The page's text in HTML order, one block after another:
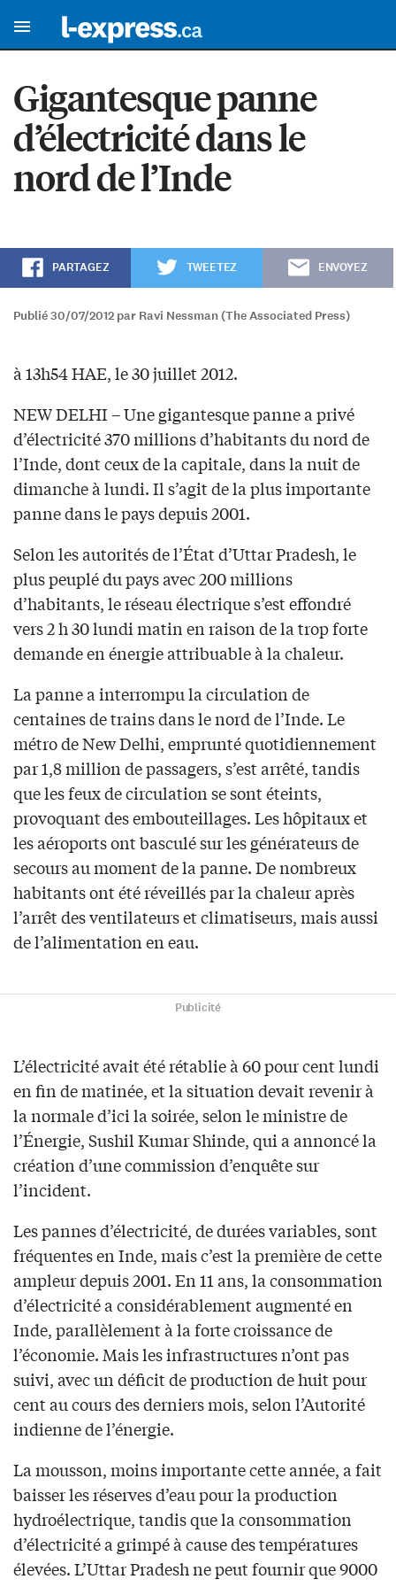
Gigantesque panne
d’électricité dans le
nord de l’Inde
PARTAGEZ TWEETEZ ENVOYEZ
Publié 30/07/2012 par Ravi Nessman (The Associated Press)
à 13h54 HAE, le 30 juillet 2012.
NEW DELHI – Une gigantesque panne a privé
d’électricité 370 millions d’habitants du nord de
l’Inde, dont ceux de la capitale, dans la nuit de
dimanche à lundi. Il s’agit de la plus importante
panne dans le pays depuis 2001.
Selon les autorités de l’État d’Uttar Pradesh, le
plus peuplé du pays avec 200 millions
d’habitants, le réseau électrique s’est effondré
vers 2 h 30 lundi matin en raison de la trop forte
demande en énergie attribuable à la chaleur.
La panne a interrompu la circulation de
centaines de trains dans le nord de l’Inde. Le
métro de New Delhi, emprunté quotidiennement
par 1,8 million de passagers, s’est arrêté, tandis
que les feux de circulation se sont éteints,
provoquant des embouteillages. Les hôpitaux et
les aéroports ont basculé sur les générateurs de
secours au moment de la panne. De nombreux
habitants ont été réveillés par la chaleur après
l’arrêt des ventilateurs et climatiseurs, mais aussi
de l’alimentation en eau.
Publicité
L’électricité avait été rétablie à 60 pour cent lundi
en fin de matinée, et la situation devait revenir à
la normale d’ici la soirée, selon le ministre de
l’Énergie, Sushil Kumar Shinde, qui a annoncé la
création d’une commission d’enquête sur
l’incident.
Les pannes d’électricité, de durées variables, sont
fréquentes en Inde, mais c’est la première de cette
ampleur depuis 2001. En 11 ans, la consommation
d’électricité a considérablement augmenté en
Inde, parallèlement à la forte croissance de
l’économie. Mais les infrastructures n’ont pas
suivi, avec un déficit de production de huit pour
cent au cours des derniers mois, selon l’Autorité
indienne de l’énergie.
La mousson, moins importante cette année, a fait
baisser les réserves d’eau pour la production
hydroélectrique, tandis que la consommation
d’électricité a grimpé à cause des températures
élevées. L’Uttar Pradesh ne peut fournir que 9000